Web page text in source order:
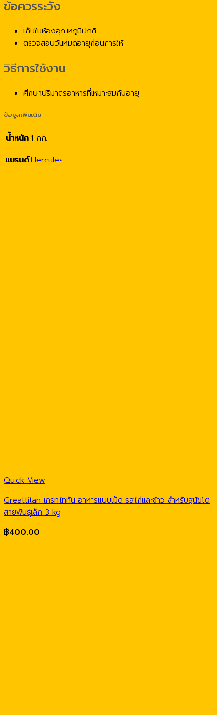
ข้อควรระวัง
เก็บในห้องอุณหภูมิปกติ
ตรวจสอบวันหมดอายุก่อนการให้
วิธีการใช้งาน
ศึกษาปริมาตรอาหารที่เหมาะสมกับอายุ
ข้อมูลเพิ่มเติม
น้ำหนัก 1 กก.
แบรนด์Hercules
Quick View
Greattitan เกรทไททัน อาหารแบบเม็ด รสไก่และข้าว สำหรับสุนัขโต
สายพันธุ์เล็ก 3 kg
฿400.00